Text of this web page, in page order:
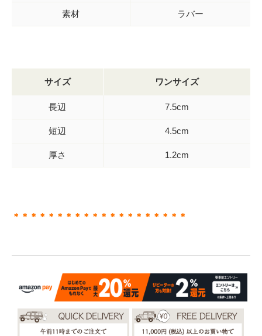
素材 ラバー
サイズ ワンサイズ
長辺 7.5cm
短辺 4.5cm
厚さ 1.2cm
＊＊＊＊＊＊＊＊＊＊＊＊＊＊＊＊＊＊＊＊